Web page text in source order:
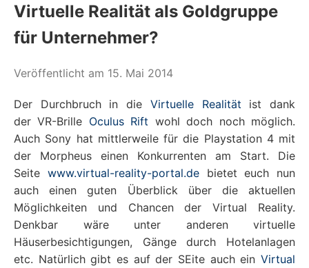
Virtuelle Realität als Goldgruppe
für Unternehmer?
Veröffentlicht am 15. Mai 2014
Der Durchbruch in die Virtuelle Realität ist dank
der VR-Brille Oculus Rift wohl doch noch möglich.
Auch Sony hat mittlerweile für die Playstation 4 mit
der Morpheus einen Konkurrenten am Start. Die
Seite www.virtual-reality-portal.debietet euch nun
auch einen guten Überblick über die aktuellen
Möglichkeiten und Chancen der Virtual Reality.
Denkbar wäre unter anderen virtuelle
Häuserbesichtigungen, Gänge durch Hotelanlagen
etc. Natürlich gibt es auf der SEite auch ein Virtual